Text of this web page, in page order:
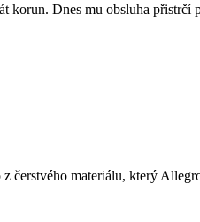
korun. Dnes mu obsluha přistrčí
čerstvého materiálu, který